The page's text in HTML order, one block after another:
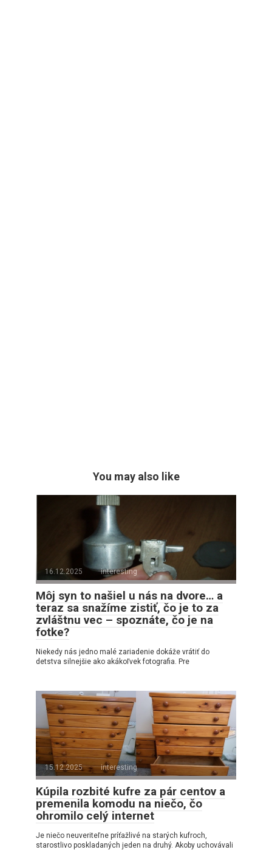
You may also like
16.12.2025 interesting
Môj syn to našiel u nás na dvore… a
teraz sa snažíme zistiť, čo je to za
zvláštnu vec – spoznáte, čo je na
fotke?
Niekedy nás jedno malé zariadenie dokáže vrátiť do
detstva silnejšie ako akákoľvek fotografia. Pre
15.12.2025 interesting
Kúpila rozbité kufre za pár centov a
premenila komodu na niečo, čo
ohromilo celý internet
Je niečo neuveriteľne príťažlivé na starých kufroch,
starostlivo poskladaných jeden na druhý. Akoby uchovávali